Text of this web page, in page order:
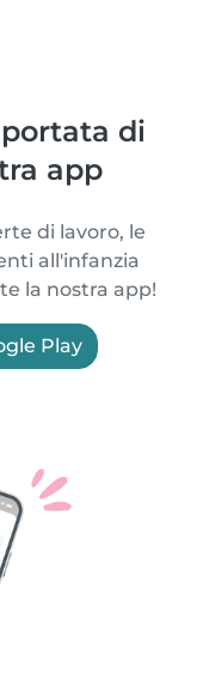
di
app
di lavoro, le
all'infanzia
la nostra app!
Play